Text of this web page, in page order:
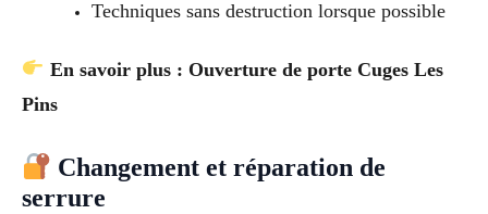
Techniques sans destruction lorsque possible
En savoir plus : Ouverture de porte Cuges Les
Pins
Changement et réparation de
serrure